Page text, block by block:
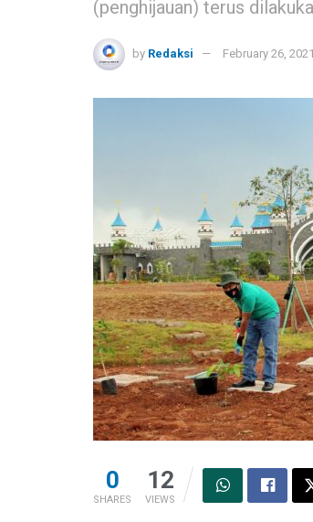
(penghijauan) terus
by Redaksi February 26, 2021
0
SHARES
12
VIEWS